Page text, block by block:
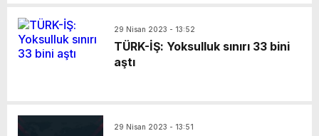
29 Nisan 2023 - 13:52
TÜRK-İŞ: Yoksulluk sınırı 33 bini
aştı
29 Nisan 2023 - 13:51